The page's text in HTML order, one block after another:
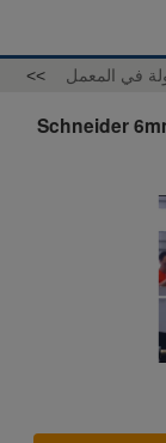
في المعمل >>